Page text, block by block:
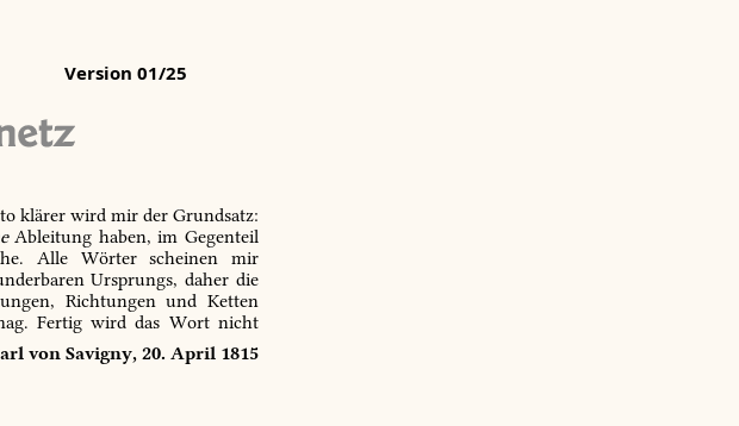
Version 01/25
klärer wird mir der Grundsatz:
Ableitung haben, im Gegenteil
Alle Wörter scheinen mir
Ursprungs, daher die
Richtungen und Ketten
Fertig wird das Wort nicht
von Savigny, 20. April 1815